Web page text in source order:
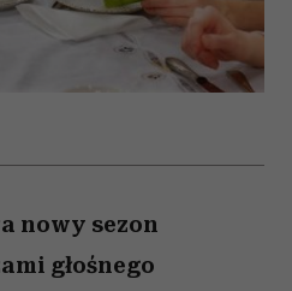
nowy sezon
głośnego